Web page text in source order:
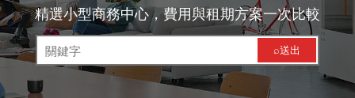
精選小型商務中心，費用與租期方案一次比較
⌕送出